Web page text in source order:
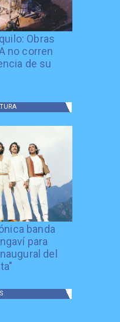
Obras
no corren
de su
banda
para
del